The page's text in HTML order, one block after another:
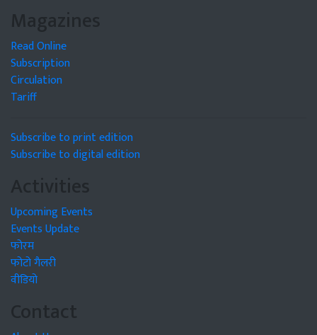
Magazines
Read Online
Subscription
Circulation
Tariff
Subscribe to print edition
Subscribe to digital edition
Activities
Upcoming Events
Events Update
फोरम
फोटो गैलरी
वीडियो
Contact